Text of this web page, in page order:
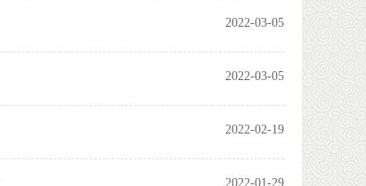
2022-03-05
2022-03-05
2022-02-19
2022-01-29